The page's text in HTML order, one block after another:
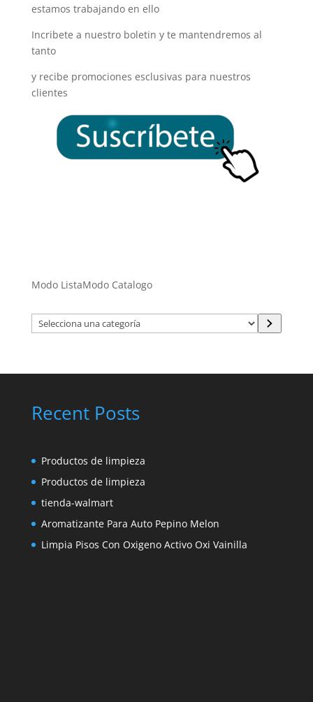
estamos trabajando en ello
Incribete a nuestro boletin y te mantendremos al
tanto
y recibe promociones esclusivas para nuestros
clientes
Modo ListaModo Catalogo
Selecciona
una
Recent Posts
Productos de limpieza
Productos de limpieza
tienda-walmart
Aromatizante Para Auto Pepino Melon
Limpia Pisos Con Oxigeno Activo Oxi Vainilla